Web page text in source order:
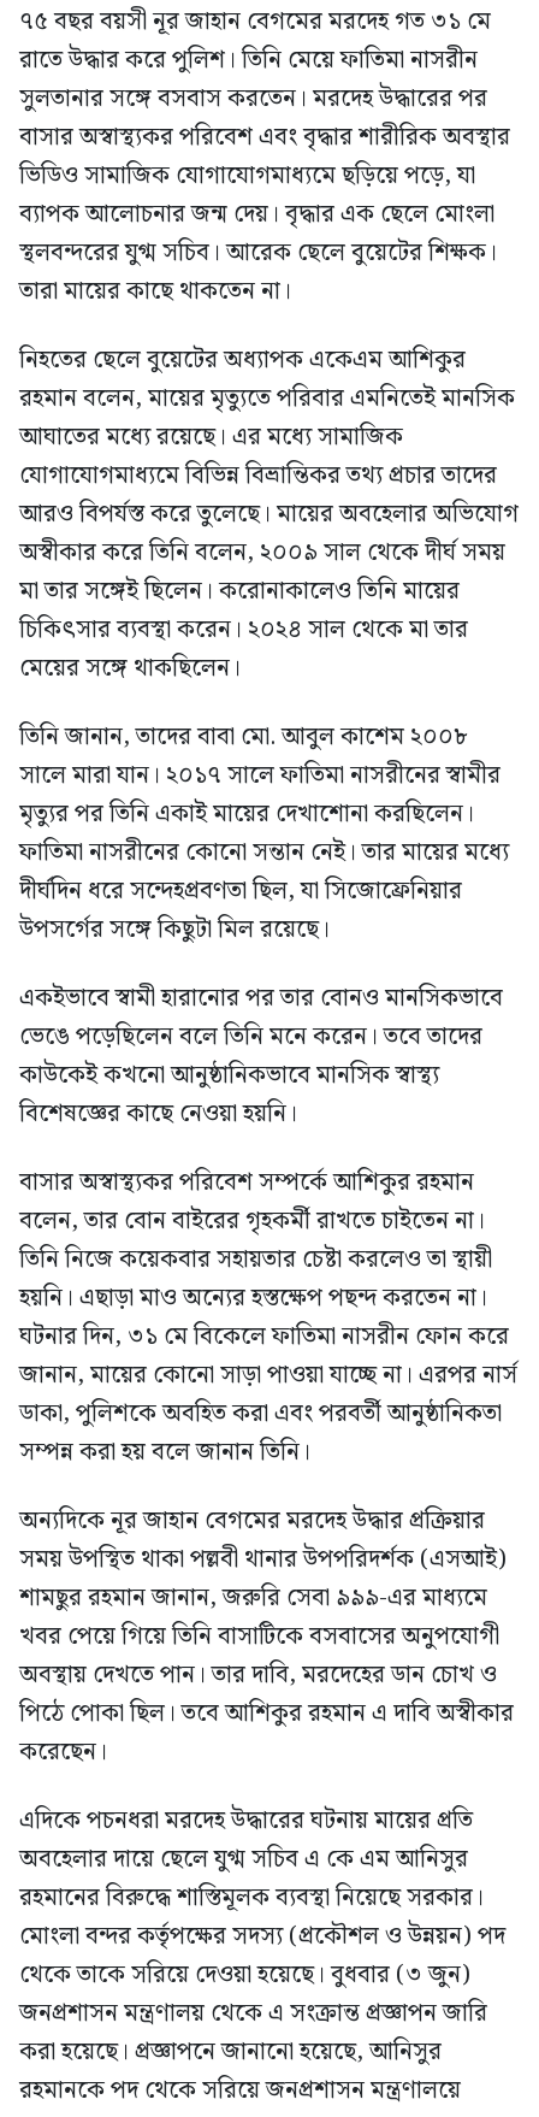
৭৫ বছর বয়সী নূর জাহান বেগমের মরদেহ গত ৩১ মে
রাতে উদ্ধার করে পুলিশ। তিনি মেয়ে ফাতিমা নাসরীন
সুলতানার সঙ্গে বসবাস করতেন। মরদেহ উদ্ধারের পর
বাসার অস্বাস্থ্যকর পরিবেশ এবং বৃদ্ধার শারীরিক অবস্থার
ভিডিও সামাজিক যোগাযোগমাধ্যমে ছড়িয়ে পড়ে, যা
ব্যাপক আলোচনার জন্ম দেয়। বৃদ্ধার এক ছেলে মোংলা
স্থলবন্দরের যুগ্ম সচিব। আরেক ছেলে বুয়েটের শিক্ষক।
তারা মায়ের কাছে থাকতেন না।
নিহতের ছেলে বুয়েটের অধ্যাপক একেএম আশিকুর
রহমান বলেন, মায়ের মৃত্যুতে পরিবার এমনিতেই মানসিক
আঘাতের মধ্যে রয়েছে। এর মধ্যে সামাজিক
যোগাযোগমাধ্যমে বিভিন্ন বিভ্রান্তিকর তথ্য প্রচার তাদের
আরও বিপর্যস্ত করে তুলেছে। মায়ের অবহেলার অভিযোগ
অস্বীকার করে তিনি বলেন, ২০০৯ সাল থেকে দীর্ঘ সময়
মা তার সঙ্গেই ছিলেন। করোনাকালেও তিনি মায়ের
চিকিৎসার ব্যবস্থা করেন। ২০২৪ সাল থেকে মা তার
মেয়ের সঙ্গে থাকছিলেন।
তিনি জানান, তাদের বাবা মো. আবুল কাশেম ২০০৮
সালে মারা যান। ২০১৭ সালে ফাতিমা নাসরীনের স্বামীর
মৃত্যুর পর তিনি একাই মায়ের দেখাশোনা করছিলেন।
ফাতিমা নাসরীনের কোনো সন্তান নেই। তার মায়ের মধ্যে
দীর্ঘদিন ধরে সন্দেহপ্রবণতা ছিল, যা সিজোফ্রেনিয়ার
উপসর্গের সঙ্গে কিছুটা মিল রয়েছে।
একইভাবে স্বামী হারানোর পর তার বোনও মানসিকভাবে
ভেঙে পড়েছিলেন বলে তিনি মনে করেন। তবে তাদের
কাউকেই কখনো আনুষ্ঠানিকভাবে মানসিক স্বাস্থ্য
বিশেষজ্ঞের কাছে নেওয়া হয়নি।
বাসার অস্বাস্থ্যকর পরিবেশ সম্পর্কে আশিকুর রহমান
বলেন, তার বোন বাইরের গৃহকর্মী রাখতে চাইতেন না।
তিনি নিজে কয়েকবার সহায়তার চেষ্টা করলেও তা স্থায়ী
হয়নি। এছাড়া মাও অন্যের হস্তক্ষেপ পছন্দ করতেন না।
ঘটনার দিন, ৩১ মে বিকেলে ফাতিমা নাসরীন ফোন করে
জানান, মায়ের কোনো সাড়া পাওয়া যাচ্ছে না। এরপর নার্স
ডাকা, পুলিশকে অবহিত করা এবং পরবর্তী আনুষ্ঠানিকতা
সম্পন্ন করা হয় বলে জানান তিনি।
অন্যদিকে নূর জাহান বেগমের মরদেহ উদ্ধার প্রক্রিয়ার
সময় উপস্থিত থাকা পল্লবী থানার উপপরিদর্শক (এসআই)
শামছুর রহমান জানান, জরুরি সেবা ৯৯৯-এর মাধ্যমে
খবর পেয়ে গিয়ে তিনি বাসাটিকে বসবাসের অনুপযোগী
অবস্থায় দেখতে পান। তার দাবি, মরদেহের ডান চোখ ও
পিঠে পোকা ছিল। তবে আশিকুর রহমান এ দাবি অস্বীকার
করেছেন।
এদিকে পচনধরা মরদেহ উদ্ধারের ঘটনায় মায়ের প্রতি
অবহেলার দায়ে ছেলে যুগ্ম সচিব এ কে এম আনিসুর
রহমানের বিরুদ্ধে শাস্তিমূলক ব্যবস্থা নিয়েছে সরকার।
মোংলা বন্দর কর্তৃপক্ষের সদস্য (প্রকৌশল ও উন্নয়ন) পদ
থেকে তাকে সরিয়ে দেওয়া হয়েছে। বুধবার (৩ জুন)
জনপ্রশাসন মন্ত্রণালয় থেকে এ সংক্রান্ত প্রজ্ঞাপন জারি
করা হয়েছে। প্রজ্ঞাপনে জানানো হয়েছে, আনিসুর
রহমানকে পদ থেকে সরিয়ে জনপ্রশাসন মন্ত্রণালয়ে